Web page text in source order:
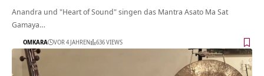
Anandra und "Heart of Sound" singen das Mantra Asato Ma Sat
Gamaya…
OMKARA VOR 4 JAHREN 636 VIEWS